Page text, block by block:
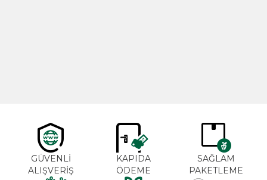
GÜVENLİ
ALIŞVERİŞ
KAPIDA
ÖDEME
SAĞLAM
PAKETLEME